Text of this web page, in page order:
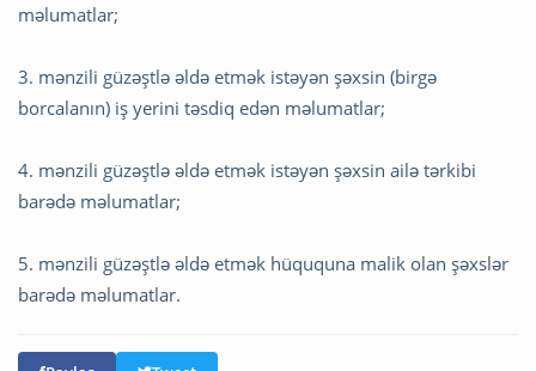
məlumatlar;
3. mənzili güzəştlə əldə etmək istəyən şəxsin (birgə
borcalanın) iş yerini təsdiq edən məlumatlar;
4. mənzili güzəştlə əldə etmək istəyən şəxsin ailə tərkibi
barədə məlumatlar;
5. mənzili güzəştlə əldə etmək hüququna malik olan şəxslər
barədə məlumatlar.